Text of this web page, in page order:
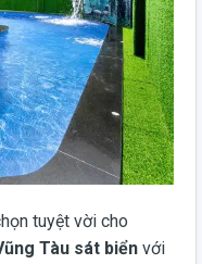
tuyệt vời cho
Tàu sát biển với